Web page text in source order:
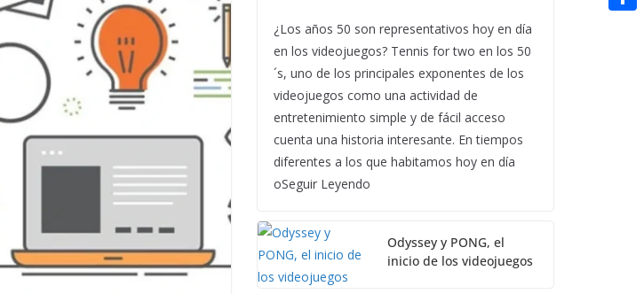
¿Los años 50 son representativos hoy en día
en los videojuegos? Tennis for two en los 50
´s, uno de los principales exponentes de los
videojuegos como una actividad de
entretenimiento simple y de fácil acceso
cuenta una historia interesante. En tiempos
diferentes a los que habitamos hoy en día
oSeguir Leyendo
Odyssey y PONG, el
inicio de los videojuegos
n
a